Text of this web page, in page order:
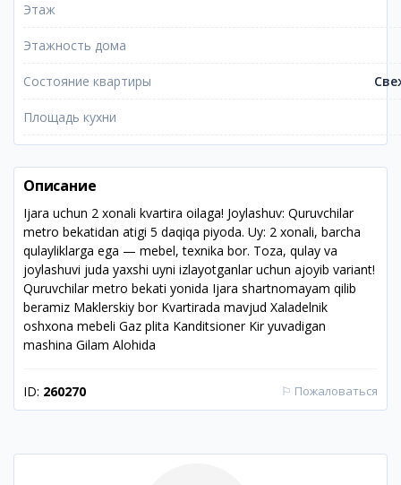
Этаж
Этажность дома
Состояние квартиры
Площадь кухни
Описание
Ijara uchun 2 xonali kvartira oilaga! Joylashuv: Quruvchilar
metro bekatidan atigi 5 daqiqa piyoda. Uy: 2 xonali, barcha
qulayliklarga ega — mebel, texnika bor. Toza, qulay va
joylashuvi juda yaxshi uyni izlayotganlar uchun ajoyib variant!
Quruvchilar metro bekati yonida Ijara shartnomayam qilib
beramiz Maklerskiy bor Kvartirada mavjud Xaladelnik
oshxona mebeli Gaz plita Kanditsioner Kir yuvadigan
mashina Gilam Alohida
ID: 260270 ⚐ Пожаловаться